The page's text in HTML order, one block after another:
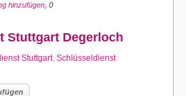
hinzufügen , 0
Stuttgart Degerloch
Stuttgart, Schlüsseldienst